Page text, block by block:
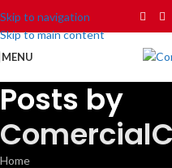
Skip to navigation
Skip to main content
MENU
Posts by
Home